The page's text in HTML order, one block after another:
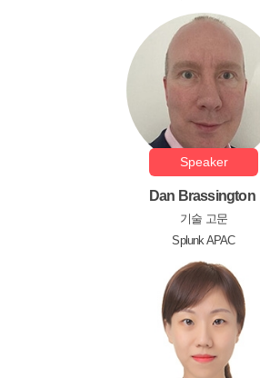
Speaker
Dan Brassington
기술 고문
Splunk APAC